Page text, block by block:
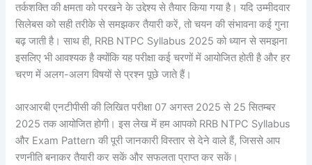
तर्कशक्ति की क्षमता को परखने के उद्देश्य से तैयार किया गया है। यदि उम्मीदवार
सिलेबस को सही तरीके से समझकर तैयारी करें, तो चयन की संभावना कई गुना
बढ़ जाती है। साथ ही, RRB NTPC Syllabus 2025 को ध्यान से समझना
इसलिए भी आवश्यक है क्योंकि यह परीक्षा कई चरणों में आयोजित होती है और हर
चरण में अलग-अलग विषयों से प्रश्न पूछे जाते हैं।
आरआरबी एनटीपीसी की लिखित परीक्षा 07 अगस्त 2025 से 25 सितम्बर
2025 तक आयोजित होगी। इस लेख में हम आपको RRB NTPC Syllabus
और Exam Pattern की पूरी जानकारी विस्तार से देने वाले हैं, जिससे आप
रणनीति बनाकर तैयारी कर सकें और सफलता प्राप्त कर सकें।